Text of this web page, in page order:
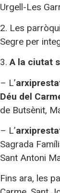
Urgell-Les
2. Les
Segre per
3.A la ciutat
– L’
Déu del
de Butsènit,
– L’
Sagrada
Sant Antoni
Fins ara, les